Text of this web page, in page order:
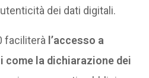
dei dati digitali.
faciliterà l’accesso a
la dichiarazione dei